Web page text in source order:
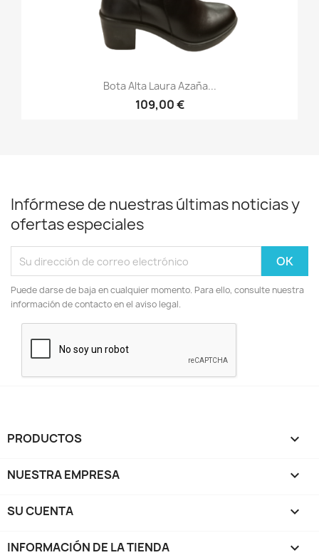
Bota Alta Laura Azaña...
109,00 €
Infórmese de nuestras últimas noticias y
ofertas especiales
Puede darse de baja en cualquier momento. Para ello, consulte nuestra
información de contacto en el aviso legal.
PRODUCTOS 
NUESTRA EMPRESA 
SU CUENTA 
INFORMACIÓN DE LA TIENDA keyboard_arrow_down